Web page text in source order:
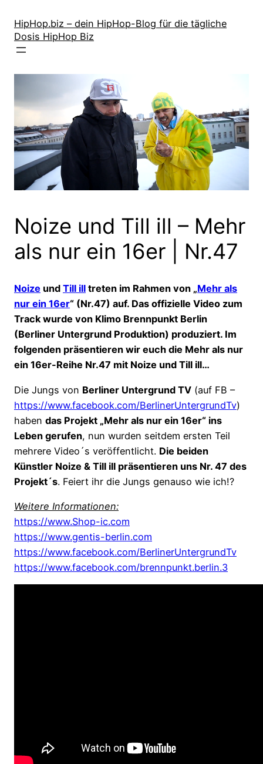
Inhalt
springen
HipHop.biz – dein HipHop-Blog für die tägliche
Dosis HipHop Biz
Noize und Till ill – Mehr
als nur ein 16er | Nr.47
Noize und Till ill treten im Rahmen von „Mehr als
nur ein 16er“ (Nr.47) auf. Das offizielle Video zum
Track wurde von Klimo Brennpunkt Berlin
(Berliner Untergrund Produktion) produziert. Im
folgenden präsentieren wir euch die Mehr als nur
ein 16er-Reihe Nr.47 mit Noize und Till ill…
Die Jungs von Berliner Untergrund TV (auf FB –
https://www.facebook.com/BerlinerUntergrundTv)
haben das Projekt „Mehr als nur ein 16er“ ins
Leben gerufen, nun wurden seitdem ersten Teil
mehrere Video´s veröffentlicht. Die beiden
Künstler Noize & Till ill präsentieren uns Nr. 47 des
Projekt´s. Feiert ihr die Jungs genauso wie ich!?
Weitere Informationen:
https://www.Shop-ic.com
https://www.gentis-berlin.com
https://www.facebook.com/BerlinerUntergrundTv
https://www.facebook.com/brennpunkt.berlin.3